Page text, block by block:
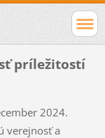
príležitostí
2024.
verejnosť a